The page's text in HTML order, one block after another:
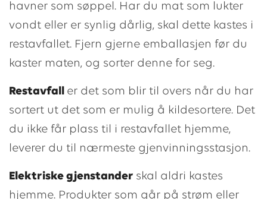
havner som søppel. Har du mat som lukter
vondt eller er synlig dårlig, skal dette kastes i
restavfallet. Fjern gjerne emballasjen før du
kaster maten, og sorter denne for seg.
Restavfall er det som blir til overs når du har
sortert ut det som er mulig å kildesortere. Det
du ikke får plass til i restavfallet hjemme,
leverer du til nærmeste gjenvinningsstasjon.
Elektriske gjenstander skal aldri kastes
hjemme. Produkter som går på strøm eller